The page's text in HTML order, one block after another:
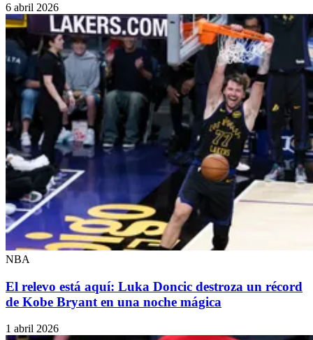
6 abril 2026
NBA
El relevo está aquí: Luka Doncic destroza un récord
de Kobe Bryant en una noche mágica
1 abril 2026